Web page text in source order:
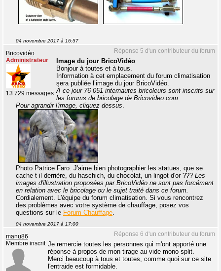
04 novembre 2017 à 16:57
Réponse 5 d'un contributeur du forum
Bricovidéo
Administrateur
13 729 messages
Image du jour BricoVidéo
Bonjour à toutes et à tous.
Information à cet emplacement du forum climatisation
sera publiée l’image du jour BricoVidéo.
À ce jour 76 051 internautes bricoleurs sont inscrits sur
les forums de bricolage de Bricovideo.com
Pour agrandir l'image, cliquez dessus.
Photo Patrice Faro. J'aime bien photographier les statues, que se
cache-t-il derrière, du haschich, du chocolat, un lingot d'or ??? Les
images d'illustration proposées par BricoVidéo ne sont pas forcément
en relation avec le bricolage ou le sujet traité dans ce forum.
Cordialement. L'équipe du forum climatisation. Si vous rencontrez
des problèmes avec votre système de chauffage, posez vos
questions sur le Forum Chauffage.
04 novembre 2017 à 17:00
Réponse 6 d'un contributeur du forum
manu86
Membre inscrit Je remercie toutes les personnes qui m'ont apporté une
réponse à propos de mon tirage au vide mono split.
Merci beaucoup à tous et toutes, comme quoi sur ce site
l'entraide est formidable.